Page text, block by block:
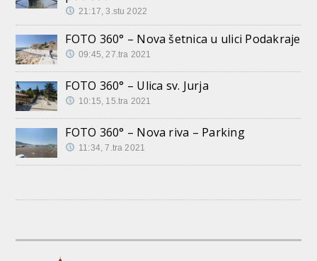
21:17, 3.stu 2022
FOTO 360° – Nova šetnica u ulici Podakraje
09:45, 27.tra 2021
FOTO 360° – Ulica sv. Jurja
10:15, 15.tra 2021
FOTO 360° – Nova riva – Parking
11:34, 7.tra 2021